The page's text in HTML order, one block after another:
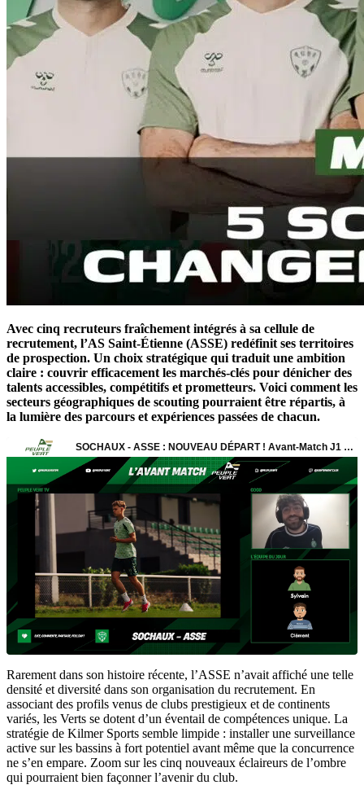
Avec cinq recruteurs fraîchement intégrés à sa cellule de
recrutement, l’AS Saint-Étienne (ASSE) redéfinit ses territoires
de prospection. Un choix stratégique qui traduit une ambition
claire : couvrir efficacement les marchés-clés pour dénicher des
talents accessibles, compétitifs et prometteurs. Voici comment les
secteurs géographiques de scouting pourraient être répartis, à
la lumière des parcours et expériences passées de chacun.
Rarement dans son histoire récente, l’ASSE n’avait affiché une telle
densité et diversité dans son organisation du recrutement. En
associant des profils venus de clubs prestigieux et de continents
variés, les Verts se dotent d’un éventail de compétences unique. La
stratégie de Kilmer Sports semble limpide : installer une surveillance
active sur les bassins à fort potentiel avant même que la concurrence
ne s’en empare. Zoom sur les cinq nouveaux éclaireurs de l’ombre
qui pourraient bien façonner l’avenir du club.